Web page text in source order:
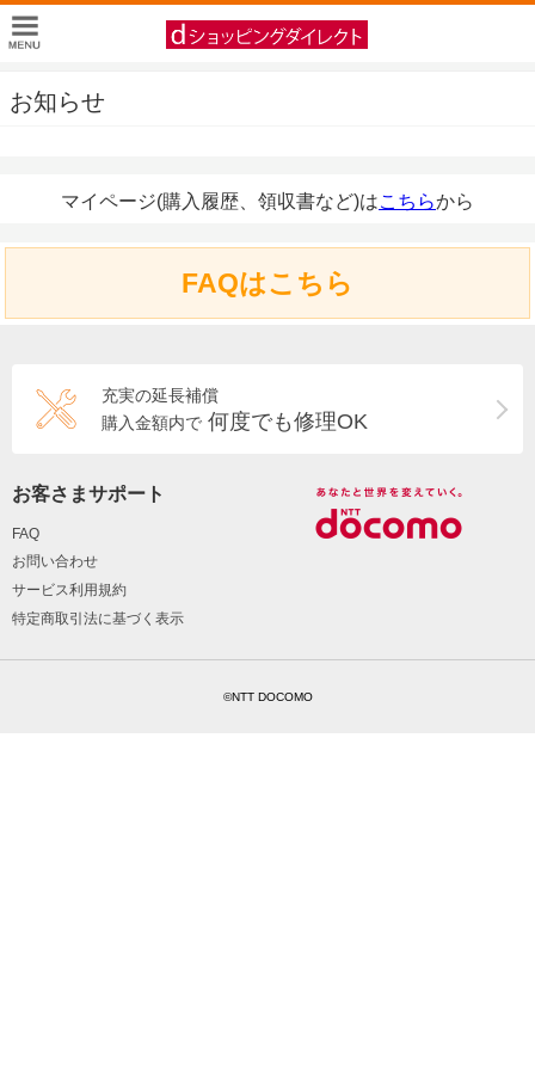
お知らせ
マイページ(購入履歴、領収書など)はこちらから
FAQはこちら
充実の延長補償
購入金額内で 何度でも修理OK
お客さまサポート
FAQ
お問い合わせ
サービス利用規約
特定商取引法に基づく表示
©NTT DOCOMO